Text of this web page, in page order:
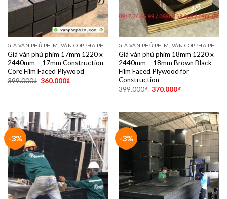
GIÁ VÁN PHỦ PHIM, VÁN COPPHA PHỦ PHIM GIÁ RẺ
Giá ván phủ phim 17mm 1220 x
2440mm – 17mm Construction
Core Film Faced Plywood
399.000₫ 360.000₫
GIÁ VÁN PHỦ PHIM, VÁN COPPHA PHỦ PHIM GIÁ RẺ
Giá ván phủ phim 18mm 1220 x
2440mm – 18mm Brown Black
Film Faced Plywood for
Construction
399.000₫ 370.000₫
-3% -3%